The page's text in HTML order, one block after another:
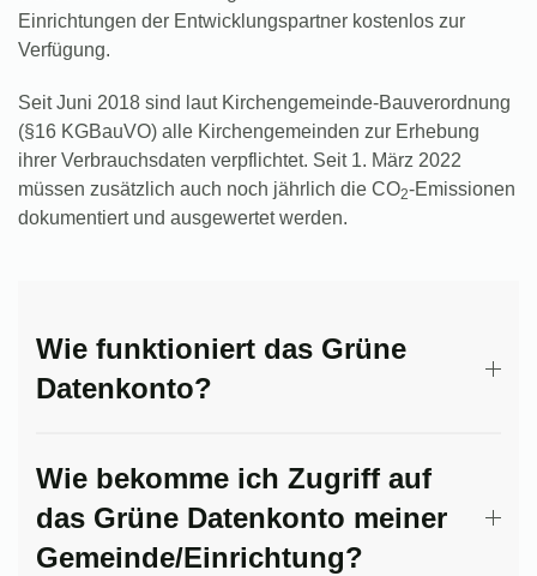
Einrichtungen der Entwicklungspartner kostenlos zur
Verfügung.
Seit Juni 2018 sind laut Kirchengemeinde-Bauverordnung
(§16 KGBauVO) alle Kirchengemeinden zur Erhebung
ihrer Verbrauchsdaten verpflichtet. Seit 1. März 2022
müssen zusätzlich auch noch jährlich die CO2-Emissionen
dokumentiert und ausgewertet werden.
Wie funktioniert das Grüne
Datenkonto?
Wie bekomme ich Zugriff auf
das Grüne Datenkonto meiner
Gemeinde/Einrichtung?